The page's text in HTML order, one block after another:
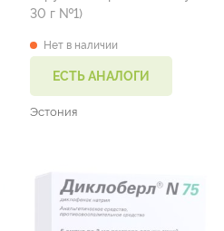
30 г №1)
Нет в наличии
ЕСТЬ АНАЛОГИ
Эстония